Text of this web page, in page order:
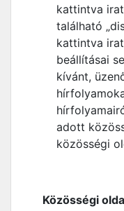
kattintva
található
kattintva
beállításai
kívánt,
adott
közösségi
Közösségi